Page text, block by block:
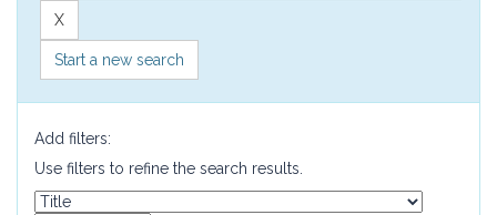
Start a new search
Add filters:
Use filters to refine the search results.